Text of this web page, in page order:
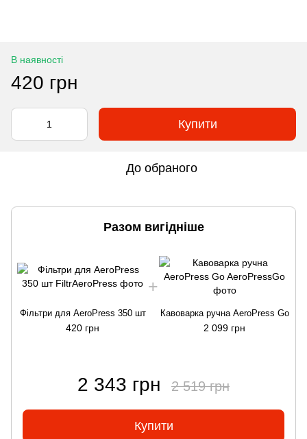
В наявності
420 грн
Купити
До обраного
Разом вигідніше
Фільтри для AeroPress 350 шт
420 грн
Кавоварка ручна AeroPress Go
2 099 грн
2 343 грн 2 519 грн
Купити